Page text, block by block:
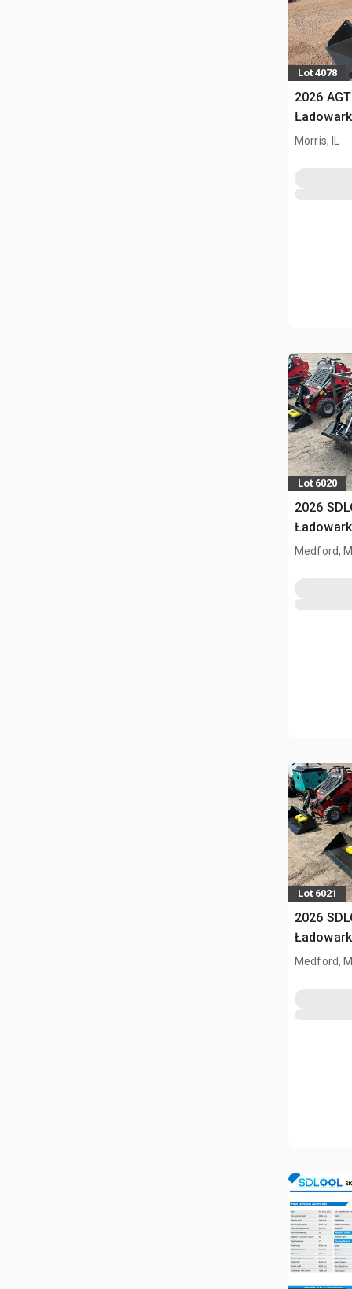
Lot 4078
2026
Morris, IL
Lot 6020
2026
Medford,
Lot 6021
2026
Medford,